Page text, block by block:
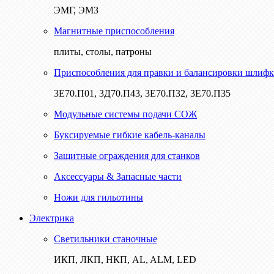
ЭМГ, ЭМЗ
Магнитные приспособления
плиты, столы, патроны
Приспособления для правки и балансировки
3Е70.П01, 3Д70.П43, 3Е70.П32, 3Е70.П35
Модульные системы подачи СОЖ
Буксируемые гибкие кабель-каналы
Защитные ограждения для станков
Аксессуары & Запасные части
Ножи для гильотины
Электрика
Светильники станочные
ИКП, ЛКП, НКП, AL, ALM, LED